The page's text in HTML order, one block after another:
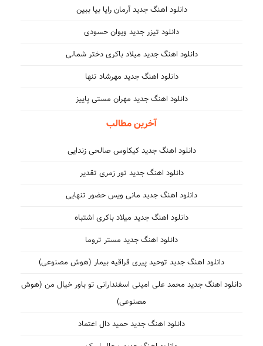
دانلود اهنگ جدید آرمان رایا بیا ببین
دانلود تیزر جدید ویوان حسودی
دانلود اهنگ جدید میلاد باکری دختر شمالی
دانلود اهنگ جدید مهرشاد تنها
دانلود اهنگ جدید مهران مستی پاییز
آخرین مطالب
دانلود اهنگ جدید کیکاوس صالحی زندایی
دانلود اهنگ جدید تور زمری تقدیر
دانلود اهنگ جدید مانی ویس حضور تنهایی
دانلود اهنگ جدید میلاد باکری اشتباه
دانلود اهنگ جدید مستر تروما
دانلود اهنگ جدید توحید پیری قراقیه بیمار (هوش مصنوعی)
دانلود اهنگ جدید محمد علی امینی اسفندارانی تو باور خیال من (هوش
مصنوعی)
دانلود اهنگ جدید حمید دال اعتماد